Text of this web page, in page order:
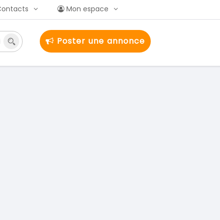
Mon espace
Poster une annonce